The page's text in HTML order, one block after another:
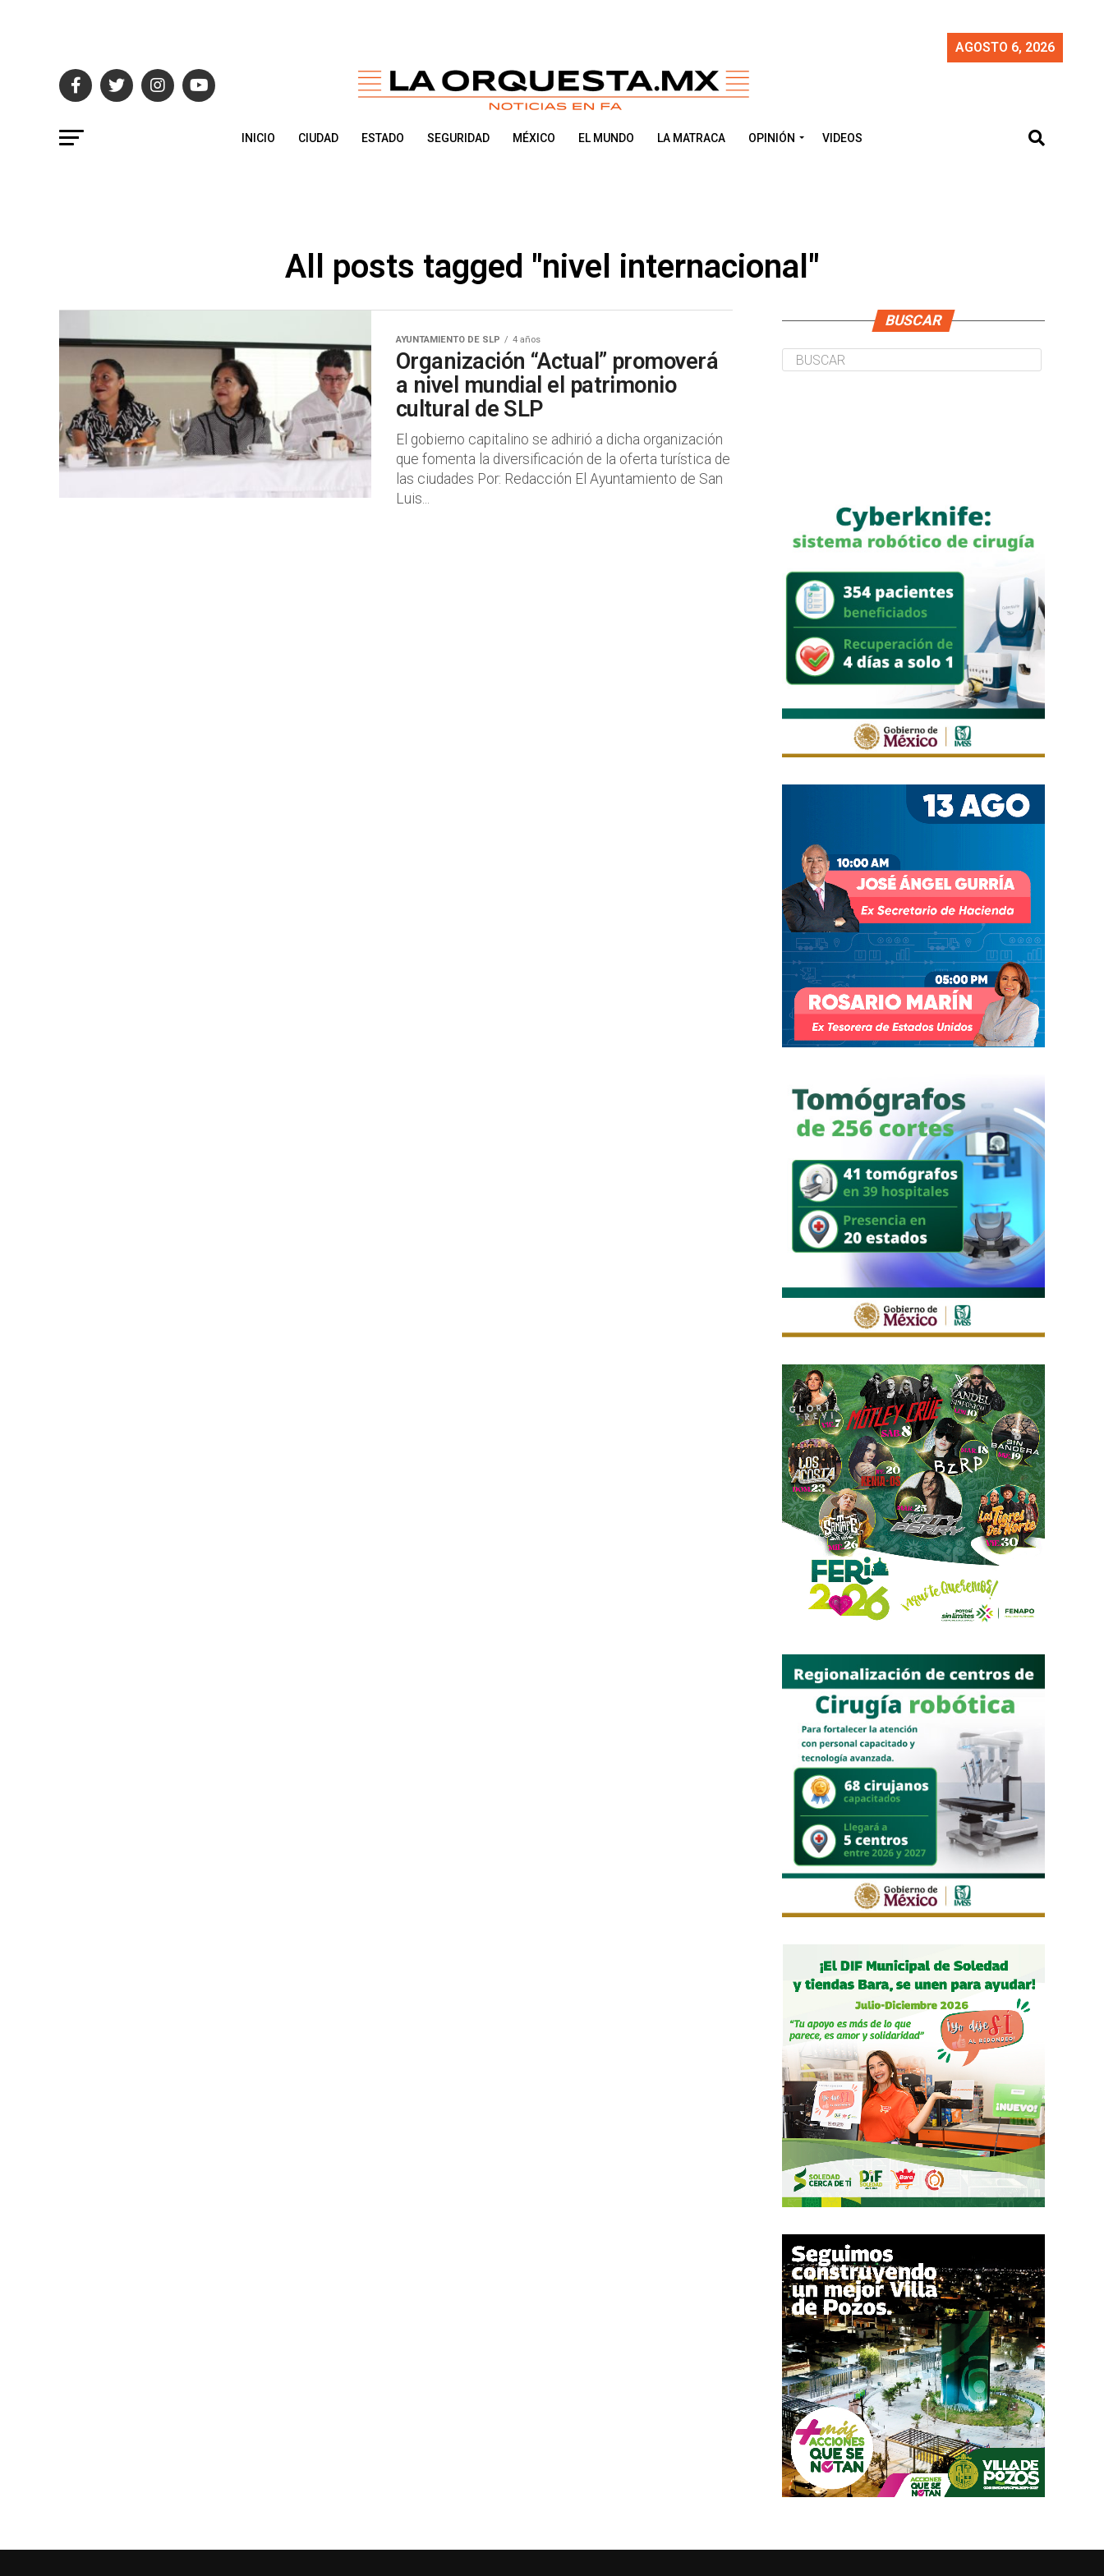
AGOSTO 6, 2026
INICIO CIUDAD ESTADO SEGURIDAD MÉXICO EL MUNDO LA MATRACA OPINIÓN VIDEOS
All posts tagged "nivel internacional"
AYUNTAMIENTO DE SLP 4 años
Organización “Actual” promoverá
a nivel mundial el patrimonio
cultural de SLP
El gobierno capitalino se adhirió a dicha organización
que fomenta la diversificación de la oferta turística de
las ciudades Por: Redacción El Ayuntamiento de San
Luis...
BUSCAR